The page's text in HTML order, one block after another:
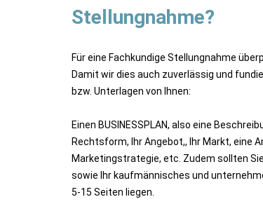
Stellungnahme?
Für eine Fachkundige Stellungnahme
Damit wir dies auch zuverlässig und
bzw. Unterlagen von Ihnen:
Einen BUSINESSPLAN, also eine
Rechtsform, Ihr Angebot,, Ihr Markt, eine
Marketingstrategie, etc. Zudem sollten
sowie Ihr kaufmännisches und
5-15 Seiten liegen.